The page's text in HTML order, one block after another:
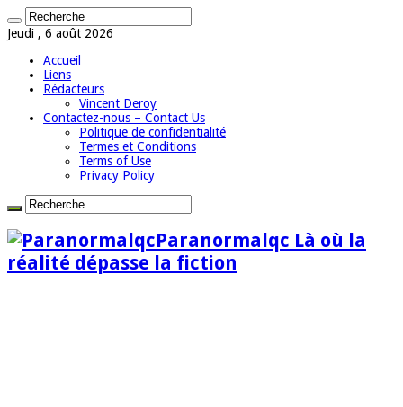
Jeudi , 6 août 2026
Accueil
Liens
Rédacteurs
Vincent Deroy
Contactez-nous – Contact Us
Politique de confidentialité
Termes et Conditions
Terms of Use
Privacy Policy
Paranormalqc Là où la
réalité dépasse la fiction